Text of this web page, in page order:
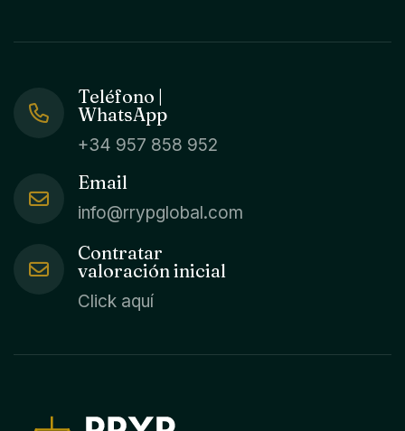
Teléfono |
WhatsApp
+34 957 858 952
Email
info@rrypglobal.com
Contratar
valoración inicial
Click aquí